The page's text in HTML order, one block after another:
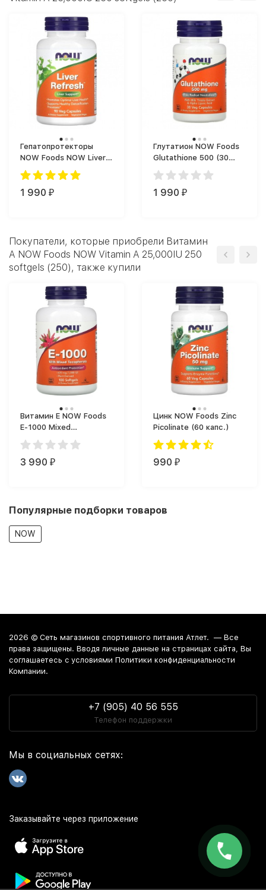
Гепатопротекторы
NOW Foods NOW Liver
Refresh 90 vcaps (90
капс.)
1 990 ₽
Глутатион NOW Foods
Glutathione 500 (30
капс.)
1 990 ₽
Покупатели, которые приобрели Витамин
A NOW Foods NOW Vitamin A 25,000IU 250
softgels (250), также купили
Витамин Е NOW Foods
E-1000 Mixed
Tocopherols (100)
3 990 ₽
Цинк NOW Foods Zinc
Picolinate (60 капс.)
990 ₽
Популярные подборки товаров
NOW
2026 © Сеть магазинов спортивного питания Атлет. — Все
права защищены. Вводя личные данные на страницах сайта, Вы
соглашаетесь c условиями Политики конфиденциальности
Компании.
+7 (905) 40 56 555
Телефон поддержки
Мы в социальных сетях:
Заказывайте через приложение